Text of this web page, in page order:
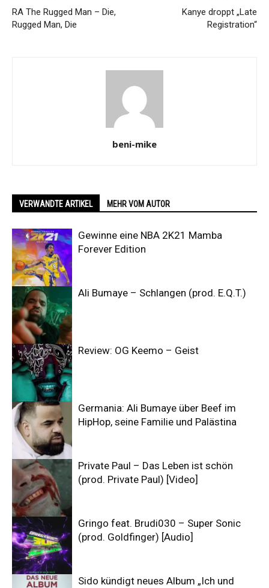
RA The Rugged Man – Die,
Rugged Man, Die
Kanye droppt „Late
Registration“
beni-mike
VERWANDTE ARTIKEL MEHR VOM AUTOR
Gewinne eine NBA 2K21 Mamba
Forever Edition
Ali Bumaye – Schlangen (prod. E.Q.T.)
Review: OG Keemo – Geist
Germania: Ali Bumaye über Beef im
HipHop, seine Familie und Palästina
Private Paul – Das Leben ist schön
(prod. Private Paul) [Video]
Gringo feat. Brudi030 – Super Sonic
(prod. Goldfinger) [Audio]
Sido kündigt neues Album „Ich und